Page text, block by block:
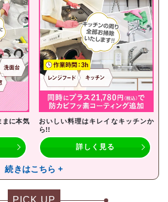
まに本気
おいしい料理はキレイなキッチンか
ら!!
詳しく見る
続きはこちら +
PICK UP